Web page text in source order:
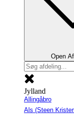
Open
Jylland
Allingåbro
Als (Steen